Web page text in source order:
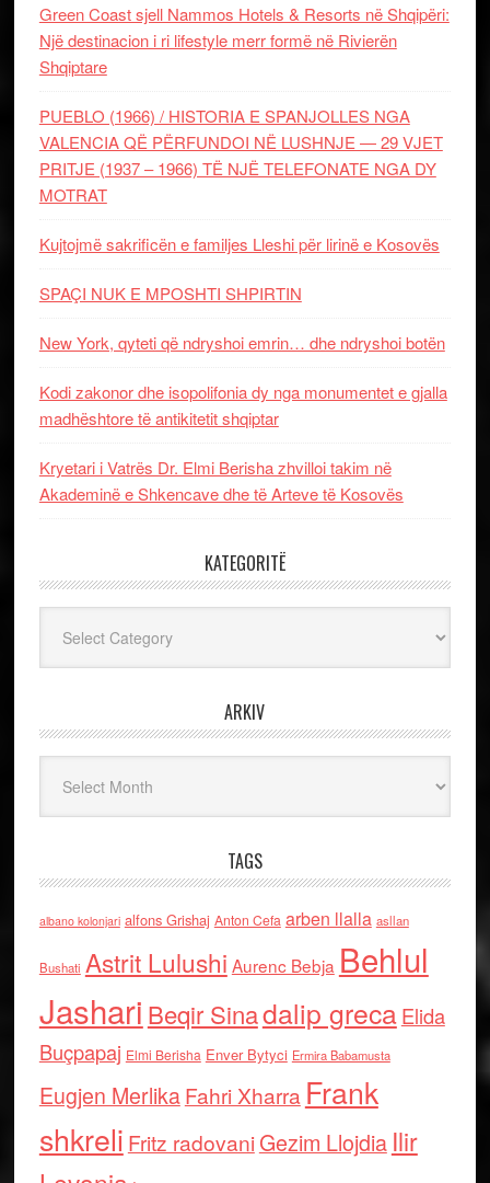
Green Coast sjell Nammos Hotels & Resorts në Shqipëri:
Një destinacion i ri lifestyle merr formë në Rivierën
Shqiptare
PUEBLO (1966) / HISTORIA E SPANJOLLES NGA
VALENCIA QË PËRFUNDOI NË LUSHNJE — 29 VJET
PRITJE (1937 – 1966) TË NJË TELEFONATE NGA DY
MOTRAT
Kujtojmë sakrificën e familjes Lleshi për lirinë e Kosovës
SPAÇI NUK E MPOSHTI SHPIRTIN
New York, qyteti që ndryshoi emrin… dhe ndryshoi botën
Kodi zakonor dhe isopolifonia dy nga monumentet e gjalla
madhështore të antikitetit shqiptar
Kryetari i Vatrës Dr. Elmi Berisha zhvilloi takim në
Akademinë e Shkencave dhe të Arteve të Kosovës
KATEGORITË
ARKIV
TAGS
albano kolonjari alfons Grishaj Anton Cefa arben llalla asllan
Bushati Astrit Lulushi Aurenc Bebja Behlul
Jashari Beqir Sinadalip grecaElida
Buçpapaj Elmi Berisha Enver Bytyci Ermira Babamusta
Eugjen MerlikaFahri Xharra Frank
shkreli Fritz radovaniGezim Llojdia Ilir